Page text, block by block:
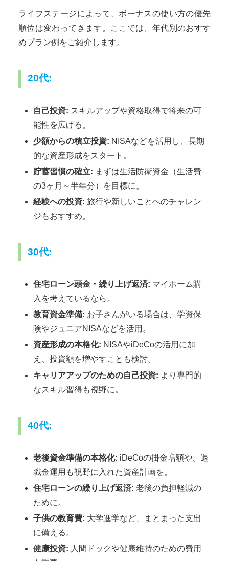
ライフステージによって、ボーナスの使い方の優先
順位は変わってきます。ここでは、年代別のおすす
めプラン例をご紹介します。
20代:
自己投資: スキルアップや資格取得で将来の可
能性を広げる。
少額からの積立投資: NISAなどを活用し、長期
的な資産形成をスタート。
貯蓄習慣の確立: まずは生活防衛資金（生活費
の3ヶ月～半年分）を目標に。
経験への投資: 旅行や新しいことへのチャレン
ジもおすすめ。
30代:
住宅ローン頭金・繰り上げ返済: マイホーム購
入を考えているなら。
教育資金準備: お子さんがいる場合は、学資保
険やジュニアNISAなどを活用。
資産形成の本格化: NISAやiDeCoの活用に加
え、投資額を増やすことも検討。
キャリアアップのための自己投資: より専門的
なスキル習得も視野に。
40代:
老後資金準備の本格化: iDeCoの掛金増額や、退
職金運用も視野に入れた資産計画を。
住宅ローンの繰り上げ返済: 老後の負担軽減の
ために。
子供の教育費: 大学進学など、まとまった支出
に備える。
健康投資: 人間ドックや健康維持のための費用